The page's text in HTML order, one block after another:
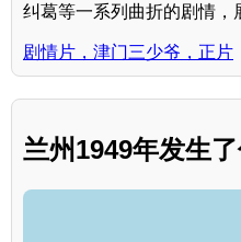
纠葛等一系列曲折的剧情，
剧情片，津门三少爷，正片
兰州1949年发生